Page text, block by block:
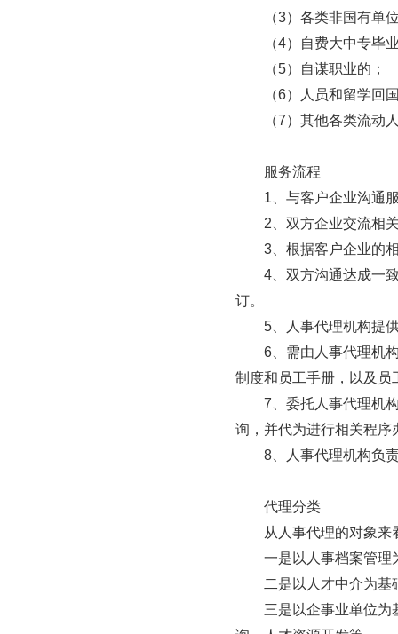
（3）各类非国有单位
（4）自费大中专毕业
（5）自谋职业的；
（6）人员和留学回国
（7）其他各类流动
服务流程
1、与客户企业沟通服
2、双方企业交流相关
3、根据客户企业的相
4、双方沟通达成一致
订。
5、人事代理机构提供
6、需由人事代理机构
制度和员工手册，以及员
7、委托人事代理机构
询，并代为进行相关程序
8、人事代理机构负责
代理分类
从人事代理的对象来看
一是以人事档案管理为
二是以人才中介为基础
三是以企事业单位为基